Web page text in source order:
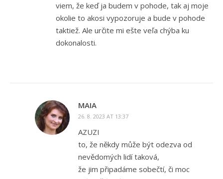
viem, že keď ja budem v pohode, tak aj moje
okolie to akosi vypozoruje a bude v pohode
taktiež. Ale určite mi ešte veľa chýba ku
dokonalosti.
MAIA
26. 8. 2023 AT 13:37
AZUZI
to, že někdy může být odezva od
nevědomých lidí taková,
že jim připadáme sobečtí, či moc